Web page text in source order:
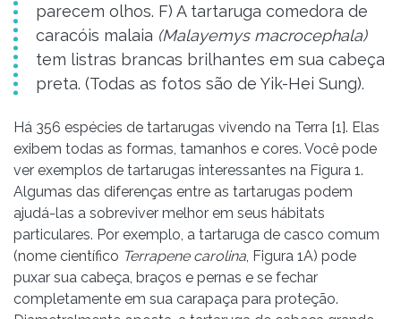
parecem olhos. F) A tartaruga comedora de
caracóis malaia (Malayemys macrocephala)
tem listras brancas brilhantes em sua cabeça
preta. (Todas as fotos são de Yik-Hei Sung).
Há 356 espécies de tartarugas vivendo na Terra [1]. Elas
exibem todas as formas, tamanhos e cores. Você pode
ver exemplos de tartarugas interessantes na Figura 1.
Algumas das diferenças entre as tartarugas podem
ajudá-las a sobreviver melhor em seus hábitats
particulares. Por exemplo, a tartaruga de casco comum
(nome científico Terrapene carolina , Figura 1A) pode
puxar sua cabeça, braços e pernas e se fechar
completamente em sua carapaça para proteção.